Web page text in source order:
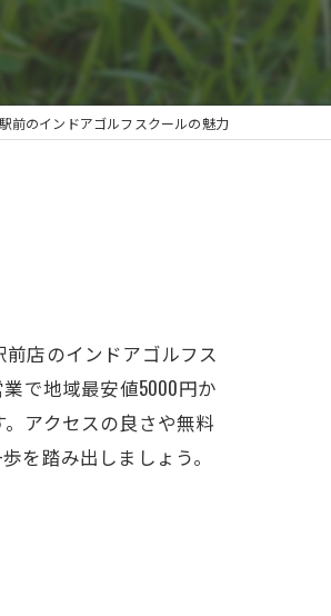
表
前のインドアゴルフスクールの魅力
店のインドアゴルフス
で地域最安値5000円か
アクセスの良さや無料
を踏み出しましょう。